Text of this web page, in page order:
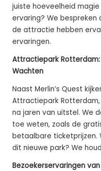
juiste hoeveelheid
ervaring? We bespreken
de attractie hebben
ervaringen.
Attractiepark Rotterdam:
Wachten
Naast Merlin’s Quest
Attractiepark
na jaren van uitstel. We
toe weten, zoals de
betaalbare ticketprijzen.
dit nieuwe park? We
Bezoekerservaringen van